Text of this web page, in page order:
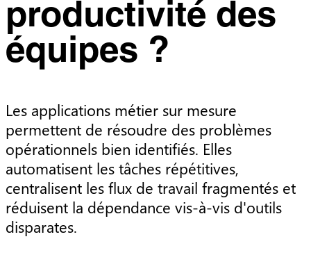
productivité des
équipes ?
Les applications métier sur mesure
permettent de résoudre des problèmes
opérationnels bien identifiés. Elles
automatisent les tâches répétitives,
centralisent les flux de travail fragmentés et
réduisent la dépendance vis-à-vis d'outils
disparates.